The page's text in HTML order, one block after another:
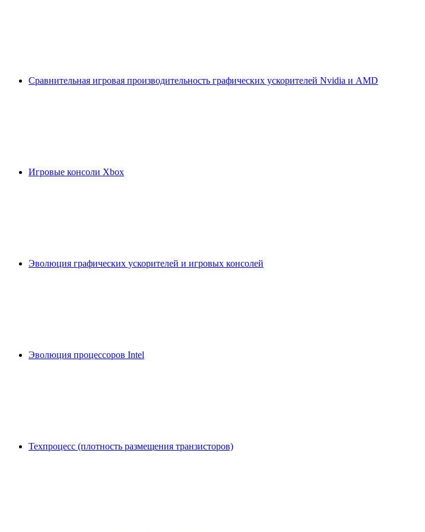
Сравнительная игровая производительность графических ускорителей Nvidia и AMD
Игровые консоли Xbox
Эволюция графических ускорителей и игровых консолей
Эволюция процессоров Intel
Техпроцесс (плотность размещения транзисторов)